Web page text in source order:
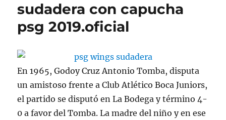
sudadera con capucha
psg 2019.oficial
En 1965, Godoy Cruz Antonio Tomba, disputa
un amistoso frente a Club Atlético Boca Juniors,
el partido se disputó en La Bodega y término 4-
0 a favor del Tomba. La madre del niño y en ese